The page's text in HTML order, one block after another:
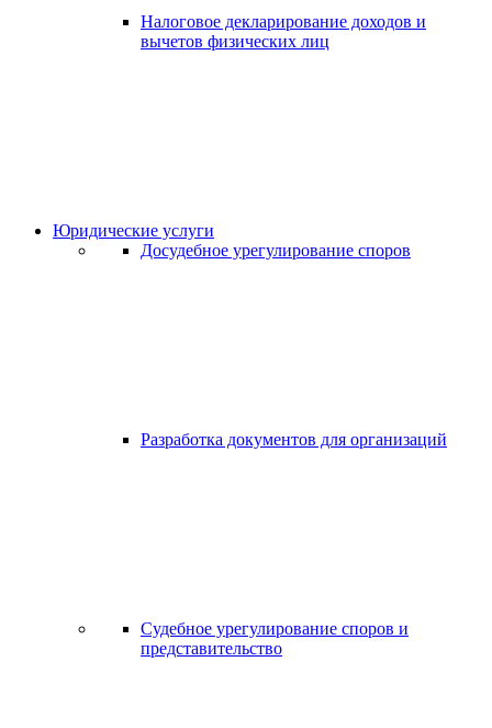
Налоговое декларирование доходов и
вычетов физических лиц
Юридические услуги
Досудебное урегулирование споров
Разработка документов для организаций
Судебное урегулирование споров и
представительство